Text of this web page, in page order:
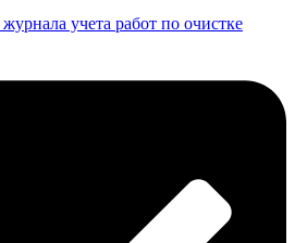
учета работ по очистке